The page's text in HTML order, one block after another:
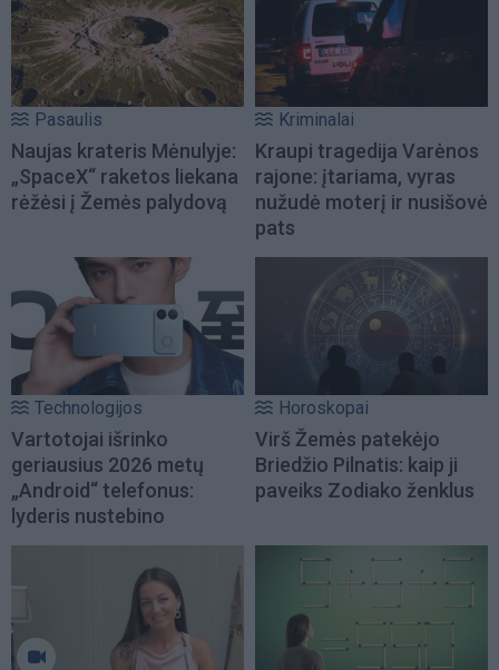
Pasaulis
Naujas krateris Mėnulyje:
„SpaceX“ raketos liekana
rėžėsi į Žemės palydovą
Kriminalai
Kraupi tragedija Varėnos
rajone: įtariama, vyras
nužudė moterį ir nusišovė
pats
Technologijos
Vartotojai išrinko
geriausius 2026 metų
„Android“ telefonus:
lyderis nustebino
Horoskopai
Virš Žemės patekėjo
Briedžio Pilnatis: kaip ji
paveiks Zodiako ženklus